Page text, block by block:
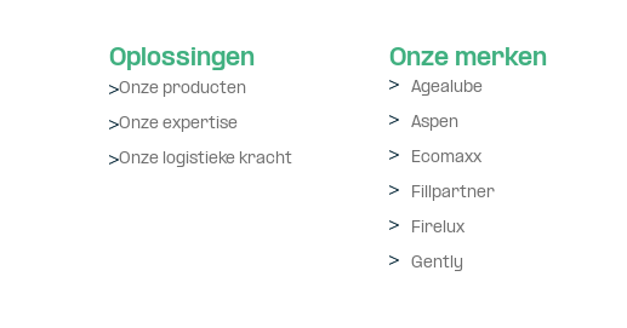
Oplossingen
Onze producten
Onze expertise
Onze logistieke kracht
Onze merken
Agealube
Aspen
Ecomaxx
Fillpartner
Firelux
Gently